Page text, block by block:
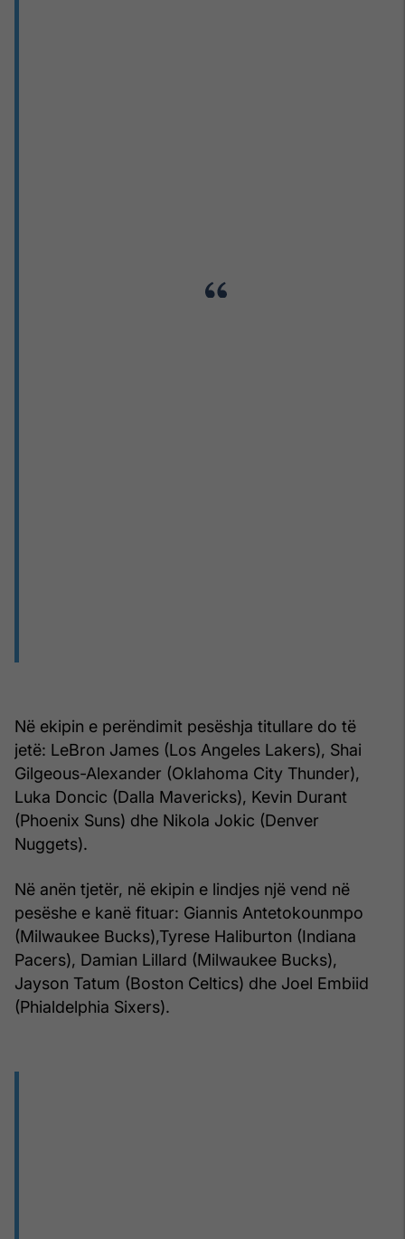
Në ekipin e perëndimit pesëshja titullare do të
jetë: LeBron James (Los Angeles Lakers), Shai
Gilgeous-Alexander (Oklahoma City Thunder),
Luka Doncic (Dalla Mavericks), Kevin Durant
(Phoenix Suns) dhe Nikola Jokic (Denver
Nuggets).
Në anën tjetër, në ekipin e lindjes një vend në
pesëshe e kanë fituar: Giannis Antetokounmpo
(Milwaukee Bucks),Tyrese Haliburton (Indiana
Pacers), Damian Lillard (Milwaukee Bucks),
Jayson Tatum (Boston Celtics) dhe Joel Embiid
(Phialdelphia Sixers).